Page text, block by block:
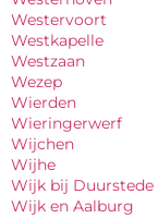
Westervoort
Westkapelle
Westzaan
Wezep
Wierden
Wieringerwerf
Wijchen
Wijhe
Wijk bij Duurstede
Wijk en Aalburg